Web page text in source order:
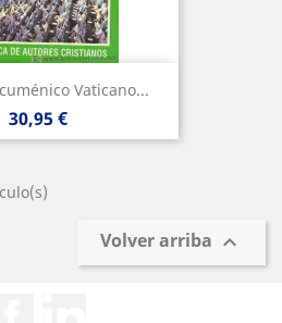
Vaticano...
Precio
30,95 €
Volver arriba 